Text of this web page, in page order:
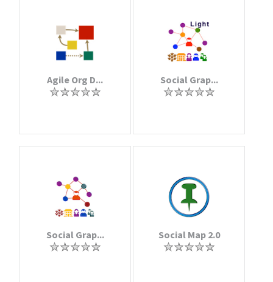
Agile Org D... Social Grap...
Social Grap... Social Map 2.0